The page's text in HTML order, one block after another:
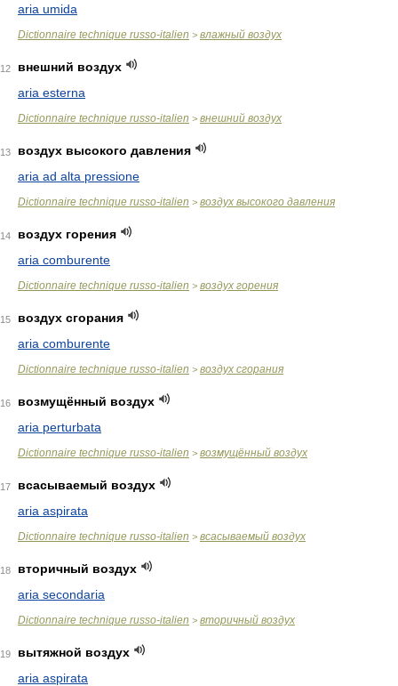
aria umida
Dictionnaire technique russo-italien > влажный воздух
12
внешний воздух
aria esterna
Dictionnaire technique russo-italien > внешний воздух
13
воздух высокого давления
aria ad alta pressione
Dictionnaire technique russo-italien > воздух высокого давления
14
воздух горения
aria comburente
Dictionnaire technique russo-italien > воздух горения
15
воздух сгорания
aria comburente
Dictionnaire technique russo-italien > воздух сгорания
16
возмущённый воздух
aria perturbata
Dictionnaire technique russo-italien > возмущённый воздух
17
всасываемый воздух
aria aspirata
Dictionnaire technique russo-italien > всасываемый воздух
18
вторичный воздух
aria secondaria
Dictionnaire technique russo-italien > вторичный воздух
19
вытяжной воздух
aria aspirata